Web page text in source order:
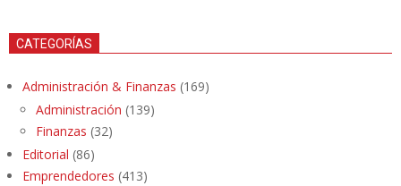
CATEGORÍAS
Administración & Finanzas (169)
Administración (139)
Finanzas (32)
Editorial (86)
Emprendedores (413)